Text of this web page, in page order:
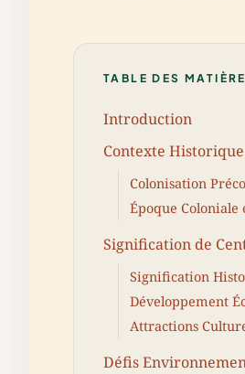
TABLE DES
Introduction
Contexte Historique
Colonisation
Époque Coloniale
Signification de
Signification
Développement
Attractions
Défis